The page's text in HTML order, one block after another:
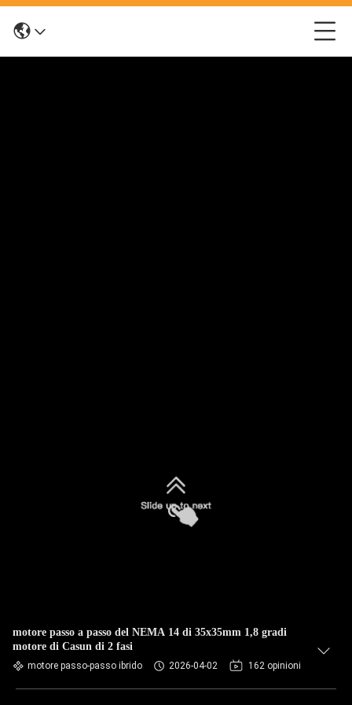
motore passo a passo del NEMA 14 di 35x35mm 1,8 gradi
motore di Casun di 2 fasi
motore passo-passo ibrido 2026-04-02 162 opinioni